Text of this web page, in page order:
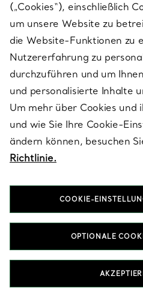
SERVICES
ÜBER TIFFANY & CO.
RECHTLICHE HINWEISE
FOLGEN SIE UNS
T&Co.
(„Cookies“), einschließlich
um unsere Website zu
die Website-Funktionen zu
Nutzererfahrung zu
durchzuführen und um
und personalisierte Inhalte
Um mehr über Cookies und
und wie Sie Ihre Cookie-
ändern können, besuchen
Richtlinie.
COOKIE-
OPTIONALE